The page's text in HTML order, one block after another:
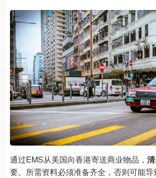
通过EMS从美国向香港寄送商业物品，
要。所需资料必须准备齐全，否则可能导